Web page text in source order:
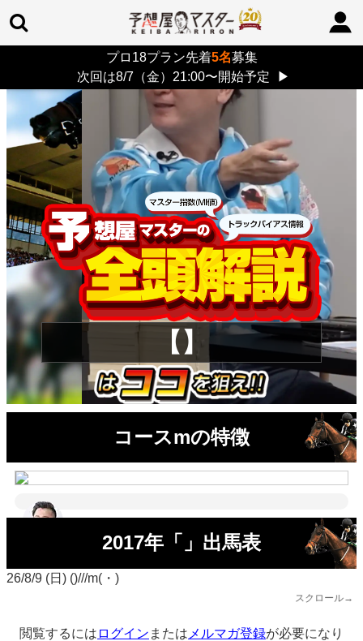
プロ18プラン先着5名募集
次回は8/7（金）21:00〜開始予定
▶
> 26/8/9 (日)
【】
コースmの特徴
2017年「」出馬表
26/8/9 (日) ()///m(・)
スクロール→
閲覧するには ログイン または メルマガ登録が必要になり